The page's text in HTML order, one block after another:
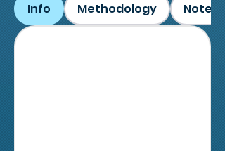
Info Methodology Notes